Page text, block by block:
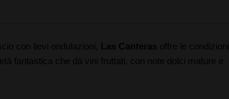
con lievi ondulazioni, Las Canteras offre le condizioni
fantastica che dà vini fruttati, con note dolci mature e